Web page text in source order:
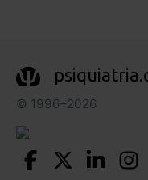
© 1996–2026